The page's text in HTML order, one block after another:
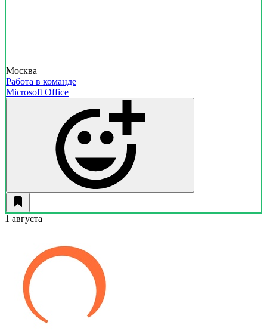
Москва
Работа в команде
Microsoft Office
1 августа